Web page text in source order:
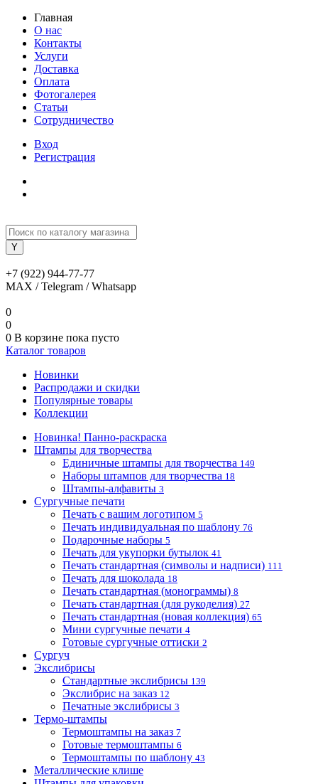
Главная
О нас
Контакты
Услуги
Доставка
Оплата
Фотогалерея
Статьи
Сотрудничество
Вход
Регистрация
+7 (922) 944-77-77
MAX / Telegram / Whatsapp
0
0
0 В корзине пока пусто
Каталог товаров
Новинки
Распродажи и скидки
Популярные товары
Коллекции
Новинка! Панно-раскраска
Штампы для творчества
Единичные штампы для творчества 149
Наборы штампов для творчества 18
Штампы-алфавиты 3
Сургучные печати
Печать с вашим логотипом 5
Печать индивидуальная по шаблону 76
Подарочные наборы 5
Печать для укупорки бутылок 41
Печать стандартная (символы и надписи) 111
Печать для шоколада 18
Печать стандартная (монограммы) 8
Печать стандартная (для рукоделия) 27
Печать стандартная (новая коллекция) 65
Мини сургучные печати 4
Готовые сургучные оттиски 2
Сургуч
Экслибрисы
Стандартные экслибрисы 139
Экслибрис на заказ 12
Печатные экслибрисы 3
Термо-штампы
Термоштампы на заказ 7
Готовые термоштампы 6
Термоштампы по шаблону 43
Металлические клише